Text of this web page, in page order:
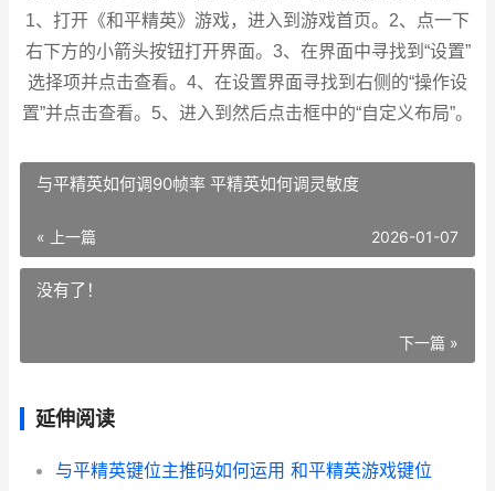
1、打开《和平精英》游戏，进入到游戏首页。2、点一下
右下方的小箭头按钮打开界面。3、在界面中寻找到“设置”
选择项并点击查看。4、在设置界面寻找到右侧的“操作设
置”并点击查看。5、进入到然后点击框中的“自定义布局”。
与平精英如何调90帧率 平精英如何调灵敏度
« 上一篇 2026-01-07
没有了！
下一篇 »
延伸阅读
与平精英键位主推码如何运用 和平精英游戏键位